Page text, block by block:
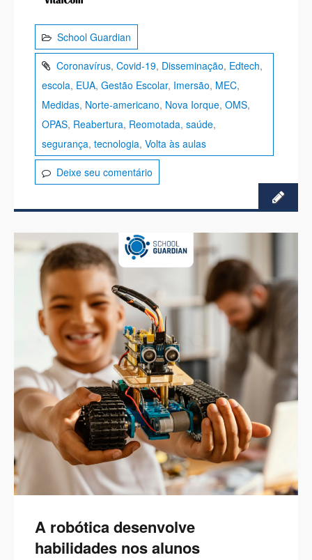
School Guardian
Coronavírus,Covid-19, Disseminação, Edtech,
escola, EUA,Gestão Escolar, Imersão, MEC,
Medidas, Norte-americano, Nova Iorque,OMS,
OPAS, Reabertura, Reomotada,saúde,
segurança,tecnologia,Volta às aulas
Deixe seu comentário
A robótica desenvolve
habilidades nos alunos